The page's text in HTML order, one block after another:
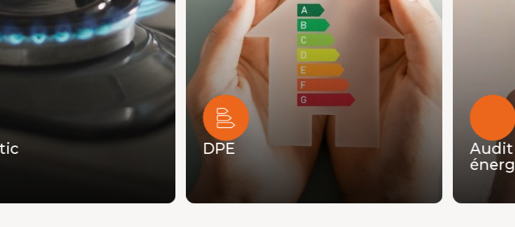
Audit